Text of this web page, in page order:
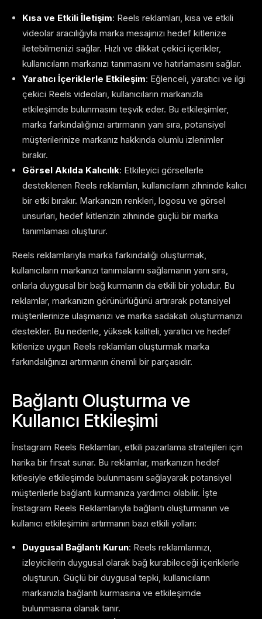
Kısa ve Etkili İletişim: Reels reklamları, kısa ve etkili
videolar aracılığıyla marka mesajınızı hedef kitlenize
iletebilmenizi sağlar. Hızlı ve dikkat çekici içerikler,
kullanıcıların markanızı tanımasını ve hatırlamasını sağlar.
Yaratıcı İçeriklerle Etkileşim: Eğlenceli, yaratıcı ve ilgi
çekici Reels videoları, kullanıcıların markanızla
etkileşimde bulunmasını teşvik eder. Bu etkileşimler,
marka farkındalığınızı artırmanın yanı sıra, potansiyel
müşterilerinize markanız hakkında olumlu izlenimler
bırakır.
Görsel Akılda Kalıcılık: Etkileyici görsellerle
desteklenen Reels reklamları, kullanıcıların zihninde kalıcı
bir etki bırakır. Markanızın renkleri, logosu ve görsel
unsurları, hedef kitlenizin zihninde güçlü bir marka
tanımlaması oluşturur.
Reels reklamlarıyla marka farkındalığı oluşturmak,
kullanıcıların markanızı tanımalarını sağlamanın yanı sıra,
onlarla duygusal bir bağ kurmanın da etkili bir yoludur. Bu
reklamlar, markanızın görünürlüğünü artırarak potansiyel
müşterilerinize ulaşmanızı ve marka sadakati oluşturmanızı
destekler. Bu nedenle, yüksek kaliteli, yaratıcı ve hedef
kitlenize uygun Reels reklamları oluşturmak marka
farkındalığınızı artırmanın önemli bir parçasıdır.
Bağlantı Oluşturma ve
Kullanıcı Etkileşimi
İnstagram Reels Reklamları, etkili pazarlama stratejileri için
harika bir fırsat sunar. Bu reklamlar, markanızın hedef
kitlesiyle etkileşimde bulunmasını sağlayarak potansiyel
müşterilerle bağlantı kurmanıza yardımcı olabilir. İşte
İnstagram Reels Reklamlarıyla bağlantı oluşturmanın ve
kullanıcı etkileşimini artırmanın bazı etkili yolları:
Duygusal Bağlantı Kurun: Reels reklamlarınızı,
izleyicilerin duygusal olarak bağ kurabileceği içeriklerle
oluşturun. Güçlü bir duygusal tepki, kullanıcıların
markanızla bağlantı kurmasına ve etkileşimde
bulunmasına olanak tanır.